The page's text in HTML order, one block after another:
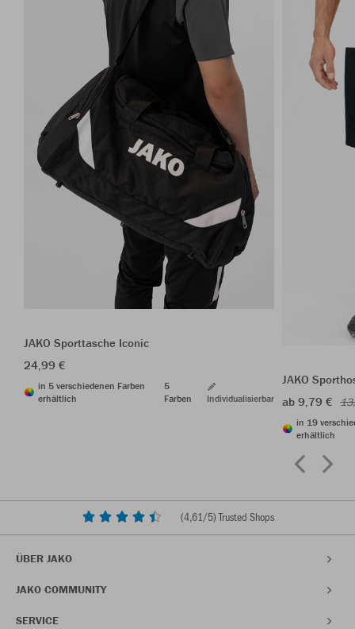
JAKO Sporttasche Iconic
24,99 €
in 5 verschiedenen Farben
erhältlich
5
Farben
Individualisierbar
JAKO
ab 9,79 €
in 19
erhältlich
(4,61/5) Trusted Shops
ÜBER JAKO
JAKO COMMUNITY
SERVICE